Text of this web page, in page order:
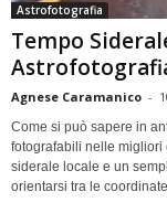
Astrofotografia
Tempo
Agnese Caramanico -
Come si può sapere in
fotografabili nelle migliori
siderale locale e un
orientarsi tra le